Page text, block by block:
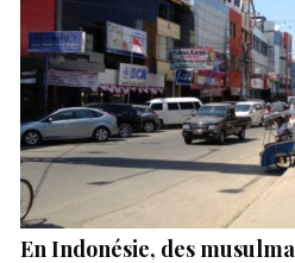
En Indonésie, des